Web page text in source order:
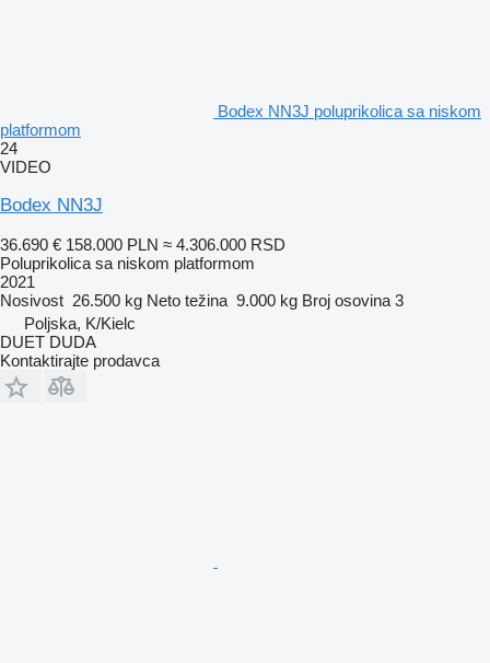
Bodex NN3J poluprikolica sa niskom
platformom
24
VIDEO
Bodex NN3J
36.690 € 158.000 PLN ≈ 4.306.000 RSD
Poluprikolica sa niskom platformom
2021
Nosivost 26.500 kg Neto težina 9.000 kg Broj osovina 3
Poljska, K/Kielc
DUET DUDA
Kontaktirajte prodavca